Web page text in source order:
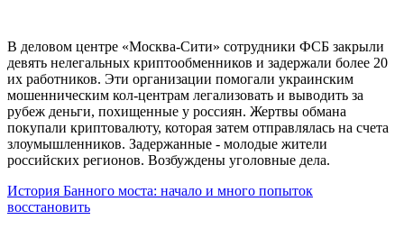
В деловом центре «Москва-Сити» сотрудники ФСБ закрыли
девять нелегальных криптообменников и задержали более 20
их работников. Эти организации помогали украинским
мошенническим кол-центрам легализовать и выводить за
рубеж деньги, похищенные у россиян. Жертвы обмана
покупали криптовалюту, которая затем отправлялась на счета
злоумышленников. Задержанные - молодые жители
российских регионов. Возбуждены уголовные дела.
История Банного моста: начало и много попыток
восстановить